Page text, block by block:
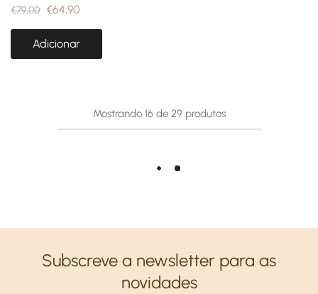
€79,00 €64,90
Adicionar
Mostrando16 de 29 produtos
Carregar mais
Subscreve a newsletter para as
novidades